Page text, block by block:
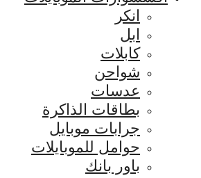
انكر
ابل
كابلات
شواحن
عدسات
بطاقات الذاكرة
جرابات موبايل
حوامل للموبايلات
باور بانك